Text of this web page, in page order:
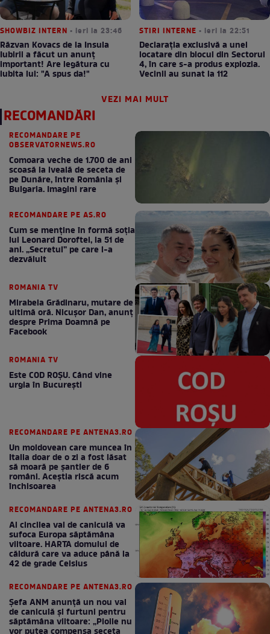
SHOWBIZ INTERN • ieri la 23:46
Răzvan Kovacs de la Insula
Iubirii a făcut un anunț
important! Are legătura cu
iubita lui: "A spus da!"
STIRI INTERNE • ieri la 22:51
Declarația exclusivă a unei
locatare din blocul din Sectorul
4, în care s-a produs explozia.
Vecinii au sunat la 112
VEZI MAI MULT
RECOMANDĂRI
RECOMANDARE PE
OBSERVATORNEWS.RO
Comoara veche de 1.700 de ani
scoasă la iveală de seceta de
pe Dunăre, între România şi
Bulgaria. Imagini rare
RECOMANDARE PE AS.RO
Cum se menţine în formă soţia
lui Leonard Doroftei, la 51 de
ani. „Secretul” pe care l-a
dezvăluit
ROMANIA TV
Mirabela Grădinaru, mutare de
ultimă oră. Nicuşor Dan, anunţ
despre Prima Doamnă pe
Facebook
ROMANIA TV
Este COD ROŞU. Când vine
urgia în Bucureşti
RECOMANDARE PE ANTENA3.RO
Un moldovean care muncea în
Italia doar de o zi a fost lăsat
să moară pe şantier de 6
români. Aceștia riscă acum
închisoarea
RECOMANDARE PE ANTENA3.RO
Al cincilea val de caniculă va
sufoca Europa săptămâna
viitoare. HARTA domului de
căldură care va aduce până la
42 de grade Celsius
RECOMANDARE PE ANTENA3.RO
Șefa ANM anunță un nou val
de caniculă și furtuni pentru
săptămâna viitoare: „Ploile nu